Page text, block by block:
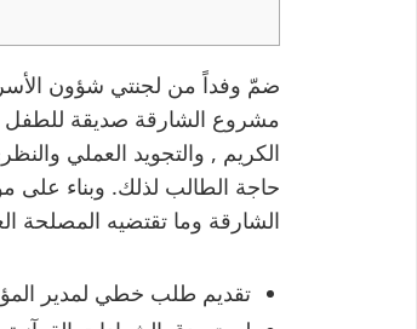
ضمّ وفداً من لجنتي شؤون
مشروع الشارقة صديقة للطفل
الكريم , والتجويد العملي
حاجة الطالب لذلك. وبناء على
الشارقة وما تقتضيه المصلحة
تقديم طلب خطي لمدير